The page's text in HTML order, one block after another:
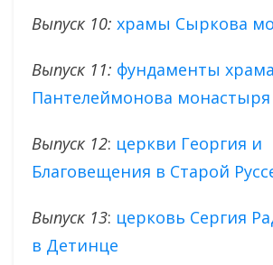
Выпуск 10: храмы Сыркова
Выпуск 11: фундаменты храма
Пантелеймонова монастыря
Выпуск 12: церкви Георгия и
Благовещения в Старой
Выпуск 13: церковь Сергия
в Детинце